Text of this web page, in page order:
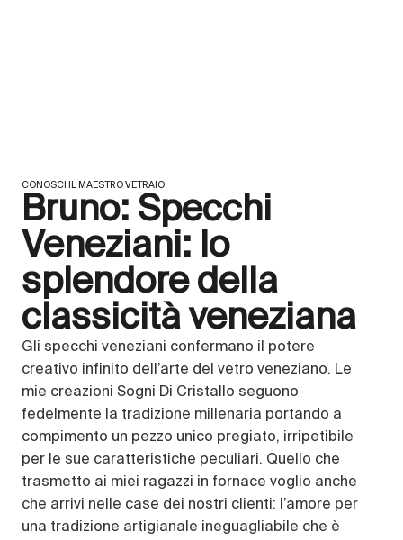
CONOSCI IL MAESTRO VETRAIO
Bruno: Specchi
Veneziani: lo
splendore della
classicità veneziana
Gli specchi veneziani confermano il potere
creativo infinito dell’arte del vetro veneziano. Le
mie creazioni Sogni Di Cristallo seguono
fedelmente la tradizione millenaria portando a
compimento un pezzo unico pregiato, irripetibile
per le sue caratteristiche peculiari. Quello che
trasmetto ai miei ragazzi in fornace voglio anche
che arrivi nelle case dei nostri clienti: l’amore per
una tradizione artigianale ineguagliabile che è